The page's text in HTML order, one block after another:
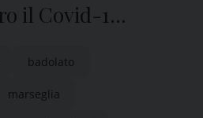
il Covid-19
badolato
marseglia